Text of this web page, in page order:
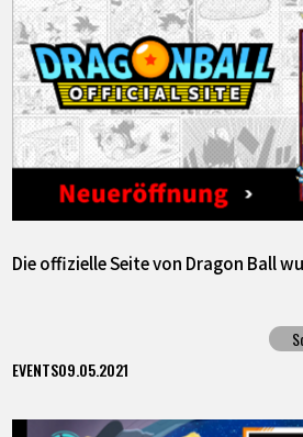
Die offizielle Seite von Dragon Ball
EVENTS09.05.2021